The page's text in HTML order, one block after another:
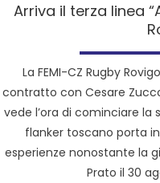
Arriva il terza linea
La FEMI-CZ Rugby
contratto con Cesare
vede l’ora di cominciare la
flanker toscano porta
esperienze nonostante la
Prato il 30